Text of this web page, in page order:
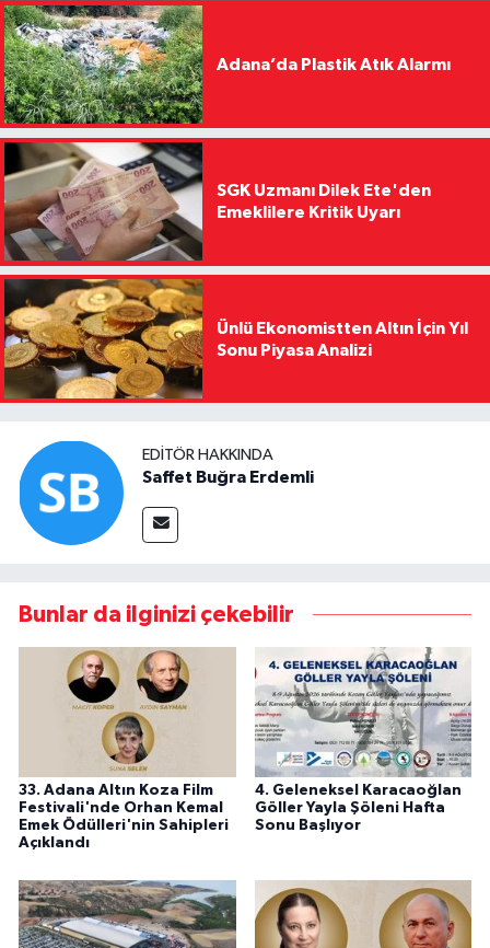
Adana’da Plastik Atık Alarmı
SGK Uzmanı Dilek Ete'den
Emeklilere Kritik Uyarı
Ünlü Ekonomistten Altın İçin Yıl
Sonu Piyasa Analizi
EDITÖR HAKKINDA
Saffet Buğra Erdemli
Bunlar da ilginizi çekebilir
33. Adana Altın Koza Film
Festivali'nde Orhan Kemal
Emek Ödülleri'nin Sahipleri
Açıklandı
4. Geleneksel Karacaoğlan
Göller Yayla Şöleni Hafta
Sonu Başlıyor